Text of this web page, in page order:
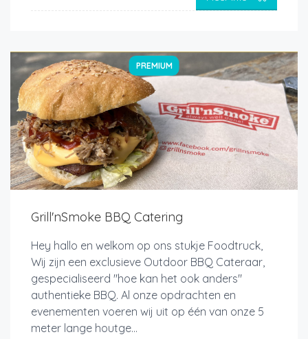
PREMIUM
Grill'nSmoke BBQ Catering
Hey hallo en welkom op ons stukje Foodtruck,
Wij zijn een exclusieve Outdoor BBQ Cateraar,
gespecialiseerd "hoe kan het ook anders"
authentieke BBQ. Al onze opdrachten en
evenementen voeren wij uit op één van onze 5
meter lange houtge...